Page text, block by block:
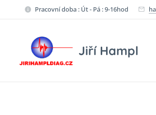
Pracovní doba : Út - Pá : 9-16hod
Jiří Hampl